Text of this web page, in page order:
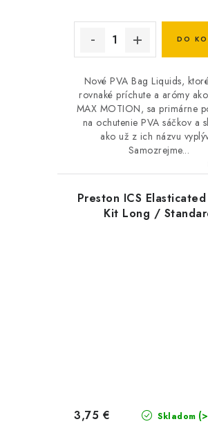
DO
Nové PVA Bag Liquids,
rovnaké príchute a arómy
MAX MOTION, sa primárne
na ochutenie PVA sáčkov a
ako už z ich názvu
Samozrejme...
Preston ICS Elasticated
Kit Long /
Skladom
3,75 €